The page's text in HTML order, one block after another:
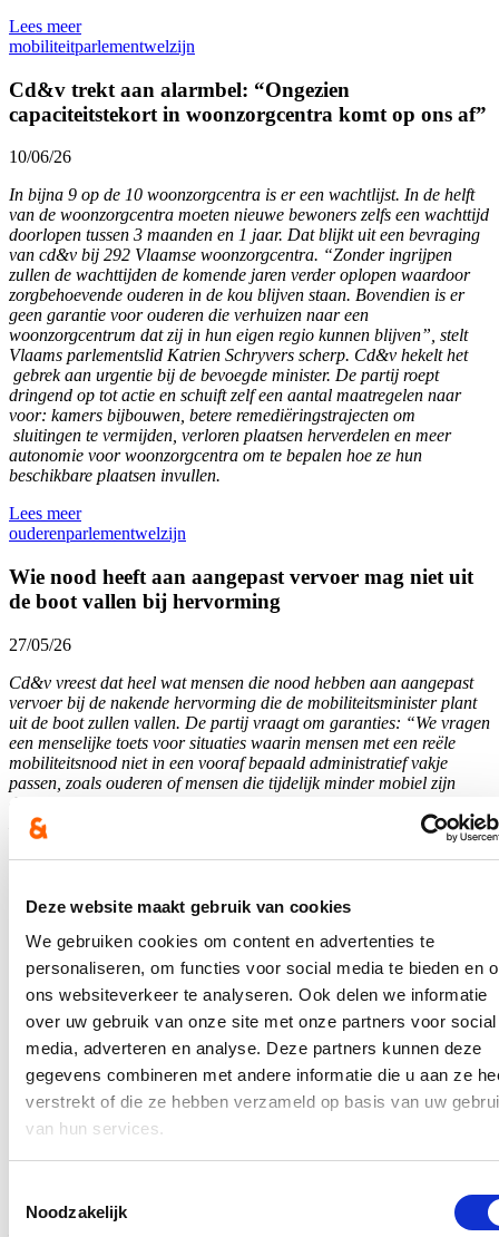
Deze website maakt gebruik van cookies
We gebruiken cookies om content en advertenties te
personaliseren, om functies voor social media te bieden en
ons websiteverkeer te analyseren. Ook delen we informatie
over uw gebruik van onze site met onze partners voor social
media, adverteren en analyse. Deze partners kunnen deze
gegevens combineren met andere informatie die u aan ze
verstrekt of die ze hebben verzameld op basis van uw
van hun services.
Noodzakelijk
Lees meer
mobiliteitparlementwelzijn
Cd&v trekt aan alarmbel: “Ongezien
capaciteitstekort in woonzorgcentra komt op ons af”
10/06/26
In bijna 9 op de 10 woonzorgcentra is er een wachtlijst. In de helft
van de woonzorgcentra moeten nieuwe bewoners zelfs een wachttijd
doorlopen tussen 3 maanden en 1 jaar. Dat blijkt uit een bevraging
van cd&v bij 292 Vlaamse woonzorgcentra. “Zonder ingrijpen
zullen de wachttijden de komende jaren verder oplopen waardoor
zorgbehoevende ouderen in de kou blijven staan. Bovendien is er
geen garantie voor ouderen die verhuizen naar een
woonzorgcentrum dat zij in hun eigen regio kunnen blijven”, stelt
Vlaams parlementslid Katrien Schryvers scherp. Cd&v hekelt het
gebrek aan urgentie bij de bevoegde minister. De partij roept
dringend op tot actie en schuift zelf een aantal maatregelen naar
voor: kamers bijbouwen, betere remediëringstrajecten om
sluitingen te vermijden, verloren plaatsen herverdelen en meer
autonomie voor woonzorgcentra om te bepalen hoe ze hun
beschikbare plaatsen invullen.
Lees meer
ouderenparlementwelzijn
Wie nood heeft aan aangepast vervoer mag niet uit
de boot vallen bij hervorming
27/05/26
Cd&v vreest dat heel wat mensen die nood hebben aan aangepast
vervoer bij de nakende hervorming die de mobiliteitsminister plant
uit de boot zullen vallen. De partij vraagt om garanties: “We vragen
een menselijke toets voor situaties waarin mensen met een reële
mobiliteitsnood niet in een vooraf bepaald administratief vakje
passen, zoals ouderen of mensen die tijdelijk minder mobiel zijn
door ziekte of ongeval. Die is er in het huidig kader niet waardoor
zij zullen uitgesloten worden van het aangepast vervoer”, zeggen
Vlaams parlementsleden An Christiaens en Katrien Schryvers.
mobiliteitparlement
Cd&v legt actieplan op tafel: zonder ingrijpen dreigt
kleinschalige kinderopvang te verdwijnen
Steeds minder kinderen worden opgevangen bij een onthaalouder in
de buurt. Waar vroeger één op drie opvangplaatsen in de
gezinsopvang was, is dat vandaag nog maar één op vijf. En als er
niets verandert, zal dit aantal alleen maar verder dalen. Cd&v trekt
aan de alarmbel en legt een actieplan op tafel om kleinschalige
groter kinderdagverblijf. Die vrije keuze staat vandaag onder druk”,